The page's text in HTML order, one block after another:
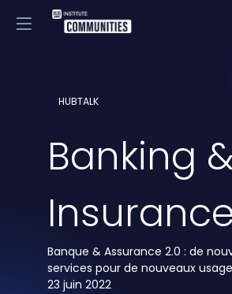
HUBTALK
Banking
Banque & Assurance 2.0 : de
services pour de nouveaux
23 juin 2022